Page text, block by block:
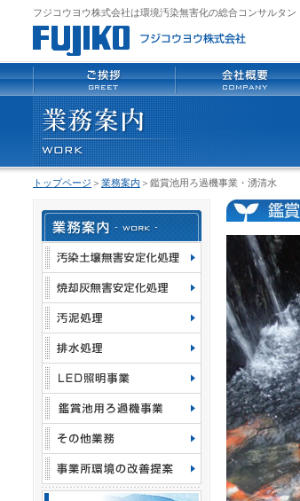
フジコウヨウ株式会社は環境汚染無害化の総合コンサルタン
トップページ ＞ 業務案内 ＞鑑賞池用ろ過機事業・湧清水